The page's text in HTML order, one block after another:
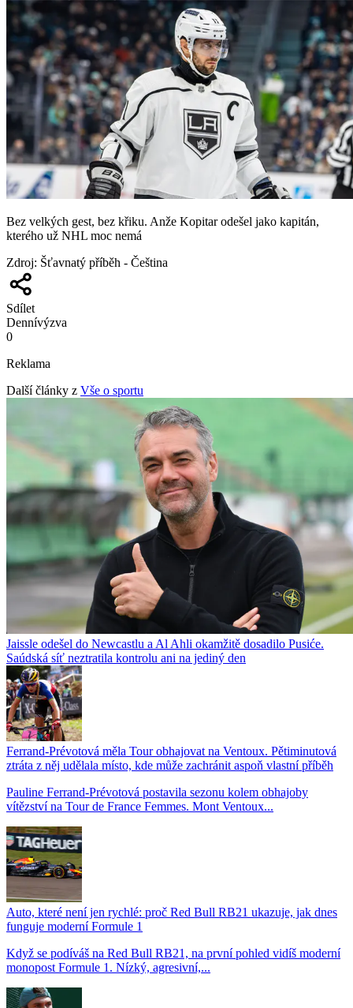
Bez velkých gest, bez křiku. Anže Kopitar odešel jako kapitán,
kterého už NHL moc nemá
Zdroj: Šťavnatý příběh - Čeština
Sdílet
Dennívýzva
0
Reklama
Další články z Vše o sportu
Jaissle odešel do Newcastlu a Al Ahli okamžitě dosadilo Pusiće.
Saúdská síť neztratila kontrolu ani na jediný den
Ferrand-Prévotová měla Tour obhajovat na Ventoux. Pětiminutová
ztráta z něj udělala místo, kde může zachránit aspoň vlastní příběh
Pauline Ferrand-Prévotová postavila sezonu kolem obhajoby
vítězství na Tour de France Femmes. Mont Ventoux...
Auto, které není jen rychlé: proč Red Bull RB21 ukazuje, jak dnes
funguje moderní Formule 1
Když se podíváš na Red Bull RB21, na první pohled vidíš moderní
monopost Formule 1. Nízký, agresivní,...